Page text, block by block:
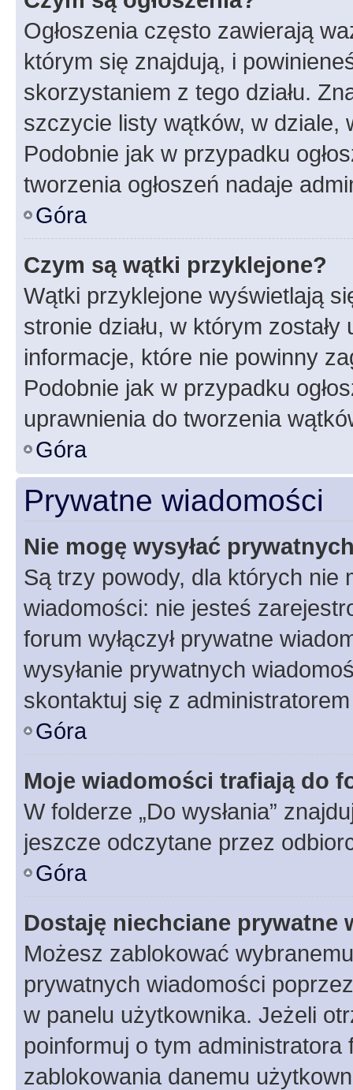
Ogłoszenia często zawierają
którym się znajdują, i
skorzystaniem z tego działu.
szczycie listy wątków, w dziale,
Podobnie jak w przypadku
tworzenia ogłoszeń nadaje
Góra
Czym są wątki przyklejone?
Wątki przyklejone wyświetlają
stronie działu, w którym
informacje, które nie powinny
Podobnie jak w przypadku
uprawnienia do tworzenia
Góra
Prywatne wiadomości
Nie mogę wysyłać
Są trzy powody, dla których nie
wiadomości: nie jesteś
forum wyłączył prywatne
wysyłanie prywatnych
skontaktuj się z
Góra
Moje wiadomości trafiają do
W folderze „Do wysłania”
jeszcze odczytane przez
Góra
Dostaję niechciane prywatne
Możesz zablokować
prywatnych wiadomości
w panelu użytkownika. Jeżeli
poinformuj o tym
zablokowania danemu